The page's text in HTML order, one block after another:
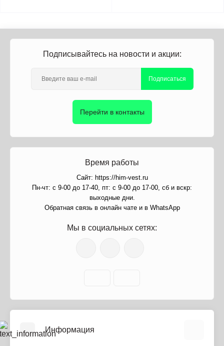
Подписывайтесь на новости и акции:
Подписаться
Перейти в контакты
Время работы
Сайт: https://him-vest.ru
Пн-чт: с 9-00 до 17-40, пт: с 9-00 до 17-00, сб и вскр:
выходные дни.
Обратная связь в онлайн чате и в WhatsApp
Мы в социальных сетях:
Информация